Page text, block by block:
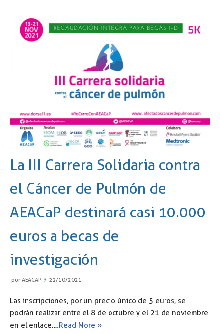
La III Carrera Solidaria contra
el Cáncer de Pulmón de
AEACaP destinará casi 10.000
euros a becas de
investigación
por AEACAP 22/10/2021
Las inscripciones, por un precio único de 5 euros, se
podrán realizar entre el 8 de octubre y el 21 de noviembre
en el enlace.…Read More »